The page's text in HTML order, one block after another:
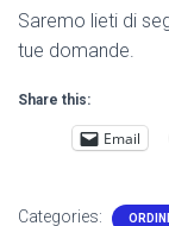
Saremo lieti di
tue domande.
Share this:
Email
Categories: ORDINI